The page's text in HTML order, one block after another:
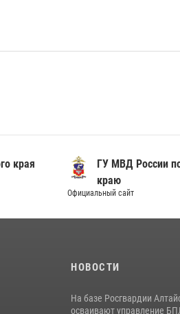
края
ГУ МВД России
краю
Официальный сайт
НОВОСТИ
На базе Росгвардии
осваивают управление